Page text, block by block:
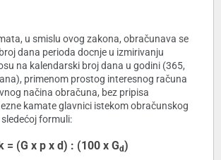
u smislu ovog zakona, obračunava se
dana perioda docnje u izmirivanju
na kalendarski broj dana u godini (365,
primenom prostog interesnog računa
načina obračuna, bez pripisa
kamate glavnici istekom obračunskog
formuli:
k = (G x p x d) : (100 x Gd)